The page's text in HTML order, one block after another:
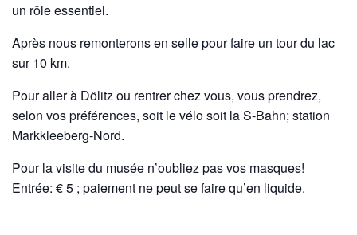
un rôle essentiel.
Après nous remonterons en selle pour faire un tour du lac
sur 10 km.
Pour aller à Dölitz ou rentrer chez vous, vous prendrez,
selon vos préférences, soit le vélo soit la S-Bahn; station
Markkleeberg-Nord.
Pour la visite du musée n’oubliez pas vos masques!
Entrée: € 5 ; paiement ne peut se faire qu’en liquide.